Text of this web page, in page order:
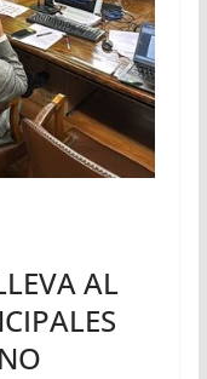
AL